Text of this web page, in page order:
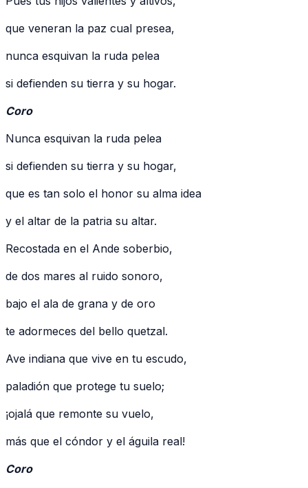
que veneran la paz cual presea,
nunca esquivan la ruda pelea
si defienden su tierra y su hogar.
Coro
Nunca esquivan la ruda pelea
si defienden su tierra y su hogar,
que es tan solo el honor su alma idea
y el altar de la patria su altar.
Recostada en el Ande soberbio,
de dos mares al ruido sonoro,
bajo el ala de grana y de oro
te adormeces del bello quetzal.
Ave indiana que vive en tu escudo,
paladión que protege tu suelo;
¡ojalá que remonte su vuelo,
más que el cóndor y el águila real!
Coro